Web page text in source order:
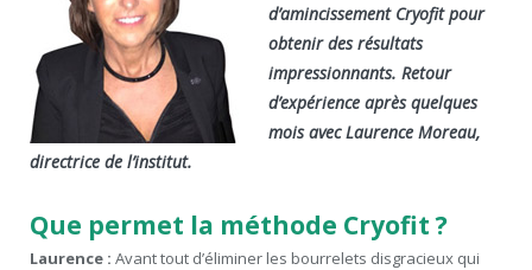
d’amincissement Cryofit pour
obtenir des résultats
impressionnants. Retour
d’expérience après quelques
mois avec Laurence Moreau,
directrice de l’institut.
Que permet la méthode Cryofit ?
Laurence : Avant tout d’éliminer les bourrelets disgracieux qui